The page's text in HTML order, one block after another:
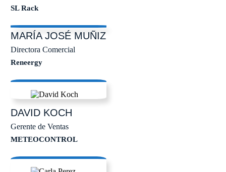
SL Rack
MARÍA JOSÉMUÑIZ
Directora Comercial
Reneergy
DAVID KOCH
Gerente de Ventas
METEOCONTROL